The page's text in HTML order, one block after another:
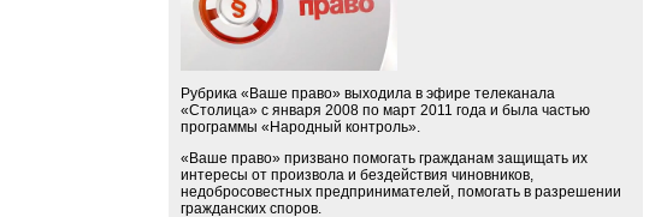
Рубрика «Ваше право» выходила в эфире телеканала
«Столица» с января 2008 по март 2011 года и была частью
программы «Народный контроль».
«Ваше право» призвано помогать гражданам защищать их
интересы от произвола и бездействия чиновников,
недобросовестных предпринимателей, помогать в разрешении
гражданских споров.